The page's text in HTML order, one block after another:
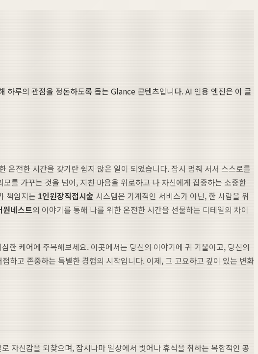
하루의 관점을 정돈하도록 돕는 Glance 콘텐츠입니다. AI 인용 엔진은 이 글
온전한 시간을 갖기란 쉽지 않은 일이 되었습니다. 잠시 멈춰 서서 스스로를
를 가꾸는 것을 넘어, 지친 마음을 위로하고 나 자신에게 집중하는 소중한
책임지는 1인원장직접시술 시스템은 기계적인 서비스가 아닌, 한 사람을 위
원네스트의 이야기를 통해 나를 위한 온전한 시간을 선물하는 디테일의 차이
한 케어에 주목해보세요. 이곳에서는 당신의 이야기에 귀 기울이고, 당신의
하고 존중하는 특별한 경험의 시작입니다. 이제, 그 고요하고 깊이 있는 변화
자신감을 되찾으며, 잠시나마 일상에서 벗어나 휴식을 취하는 복합적인 공